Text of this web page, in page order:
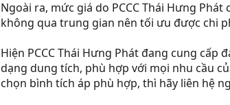
Ngoài ra, mức giá do PCCC Thái Hưng
không qua trung gian nên tối ưu được chi
Hiện PCCC Thái Hưng Phát đang cung
dạng dung tích, phù hợp với mọi nhu cầu
chọn bình tích áp phù hợp, thì hãy liên hệ